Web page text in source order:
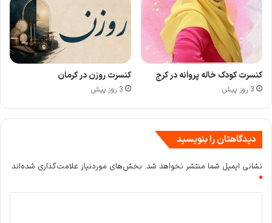
کنسرت کودک خاله پروانه در کرج
3 روز پیش
کنسرت روزن در کرمان
3 روز پیش
دیدگاهتان را بنویسید
نشانی ایمیل شما منتشر نخواهد شد. بخش‌های موردنیاز علامت‌گذاری شده‌اند
*